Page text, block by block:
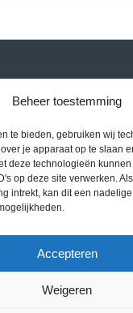
Beheer toestemming
te bieden, gebruiken wij
je apparaat op te slaan
deze technologieën
op deze site verwerken.
intrekt, kan dit een
Accepteren
Weigeren